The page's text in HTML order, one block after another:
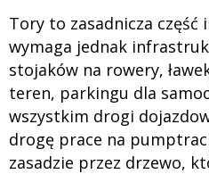
Tory to zasadnicza część
wymaga jednak
stojaków na rowery,
teren, parkingu dla
wszystkim drogi
drogę prace na
zasadzie przez drzewo,